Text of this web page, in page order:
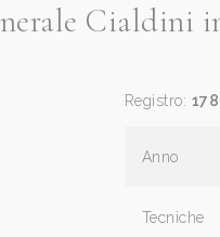
Cialdini
Registro: 178
Anno
Tecniche